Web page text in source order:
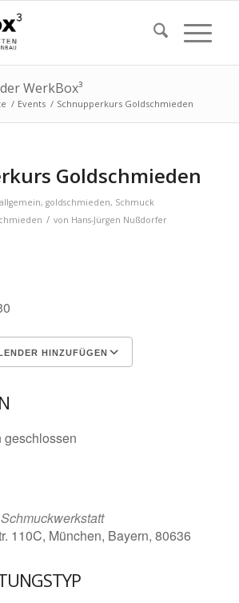
WerkBox³
/ Events / Schnupperkurs Goldschmieden
Goldschmieden
allgemein, goldschmieden, Schmuck
/ von Hans-Jürgen Nußdorfer
HINZUFÜGEN
geschlossen
Schmuckwerkstatt
110C, München, Bayern, 80636